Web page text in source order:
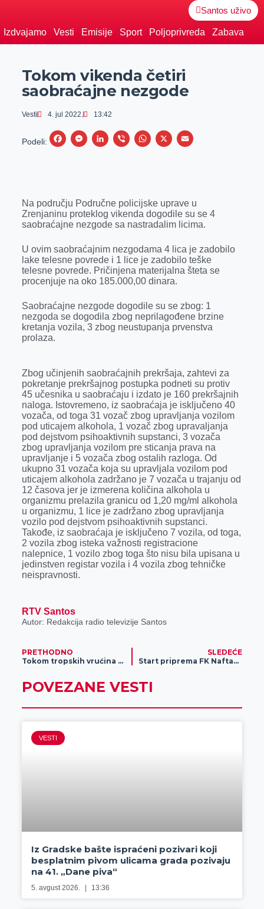
Santos uživo
Izdvajamo Vesti Emisije Sport Poljoprivreda Zabava
Tokom vikenda četiri
saobraćajne nezgode
Vesti 4. jul 2022. 13:42
Podeli:
F
b
o
k
M
e
n
e
r
L
e
d
n
V
r
W
s
A
p
X
E
l
Na području Područne policijske uprave u
Zrenjaninu proteklog vikenda dogodile su se 4
saobraćajne nezgode sa nastradalim licima.
U ovim saobraćajnim nezgodama 4 lica je zadobilo
lake telesne povrede i 1 lice je zadobilo teške
telesne povrede. Pričinjena materijalna šteta se
procenjuje na oko 185.000,00 dinara.
Saobraćajne nezgode dogodile su se zbog: 1
nezgoda se dogodila zbog neprilagođene brzine
kretanja vozila, 3 zbog neustupanja prvenstva
prolaza.
Zbog učinjenih saobraćajnih prekršaja, zahtevi za
pokretanje prekršajnog postupka podneti su protiv
45 učesnika u saobraćaju i izdato je 160 prekršajnih
naloga. Istovremeno, iz saobraćaja je isključeno 40
vozača, od toga 31 vozač zbog upravljanja vozilom
pod uticajem alkohola, 1 vozač zbog upravaljanja
pod dejstvom psihoaktivnih supstanci, 3 vozača
zbog upravljanja vozilom pre sticanja prava na
upravljanje i 5 vozača zbog ostalih razloga. Od
ukupno 31 vozača koja su upravljala vozilom pod
uticajem alkohola zadržano je 7 vozača u trajanju od
12 časova jer je izmerena količina alkohola u
organizmu prelazila granicu od 1,20 mg/ml alkohola
u organizmu, 1 lice je zadržano zbog upravljanja
vozilo pod dejstvom psihoaktivnih supstanci.
Takođe, iz saobraćaja je isključeno 7 vozila, od toga,
2 vozila zbog isteka važnosti registracione
nalepnice, 1 vozilo zbog toga što nisu bila upisana u
jedinstven registar vozila i 4 vozila zbog tehničke
neispravnosti.
RTV Santos
Autor: Redakcija radio televizije Santos
PRETHODNO
Tokom tropskih vrućina vodosnabdevanje stabilno
SLEDEĆE
Start priprema FK Naftagas-Elemir
POVEZANE VESTI
VESTI
Iz Gradske bašte ispraćeni pozivari koji
besplatnim pivom ulicama grada pozivaju
na 41. „Dane piva“
5. avgust 2026. 13:36